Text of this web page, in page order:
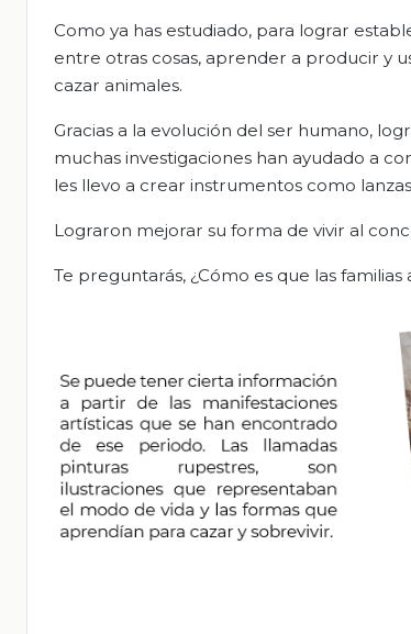
Como ya has estudiado, para lograr
entre otras cosas, aprender a producir y
cazar animales.
Gracias a la evolución del ser humano,
muchas investigaciones han ayudado a
les llevo a crear instrumentos como
Lograron mejorar su forma de vivir al
Te preguntarás, ¿Cómo es que las